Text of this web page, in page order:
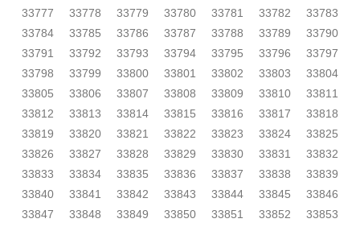
33777
33778 33779 33780 33781 33782
33783
33784
33785 33786 33787 33788 33789
33790
33791
33792 33793 33794 33795 33796
33797
33798
33799 33800 33801 33802 33803
33804
33805
33806 33807 33808 33809 33810
33811
33812
33813 33814 33815 33816 33817
33818
33819
33820 33821 33822 33823 33824
33825
33826
33827 33828 33829 33830 33831
33832
33833
33834 33835 33836 33837 33838
33839
33840
33841 33842 33843 33844 33845
33846
33847
33848 33849 33850 33851 33852
33853